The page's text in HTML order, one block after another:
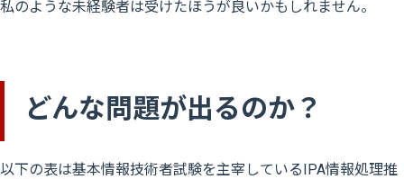
私のような未経験者は受けたほうが良いかもしれません。
どんな問題が出るのか？
以下の表は基本情報技術者試験を主宰しているIPA情報処理推